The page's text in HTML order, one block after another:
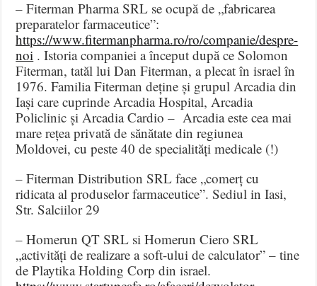
– Fiterman Pharma SRL se ocupă de „fabricarea
preparatelor farmaceutice”:
https://www.fitermanpharma.ro/ro/companie/despre-
noi . Istoria companiei a început după ce Solomon
Fiterman, tatăl lui Dan Fiterman, a plecat în israel în
1976. Familia Fiterman deține și grupul Arcadia din
Iași care cuprinde Arcadia Hospital, Arcadia
Policlinic și Arcadia Cardio – Arcadia este cea mai
mare rețea privată de sănătate din regiunea
Moldovei, cu peste 40 de specialități medicale (!)
– Fiterman Distribution SRL face „comerț cu
ridicata al produselor farmaceutice”. Sediul in Iasi,
Str. Salciilor 29
– Homerun QT SRL si Homerun Ciero SRL
„activități de realizare a soft-ului de calculator” – tine
de Playtika Holding Corp din israel.